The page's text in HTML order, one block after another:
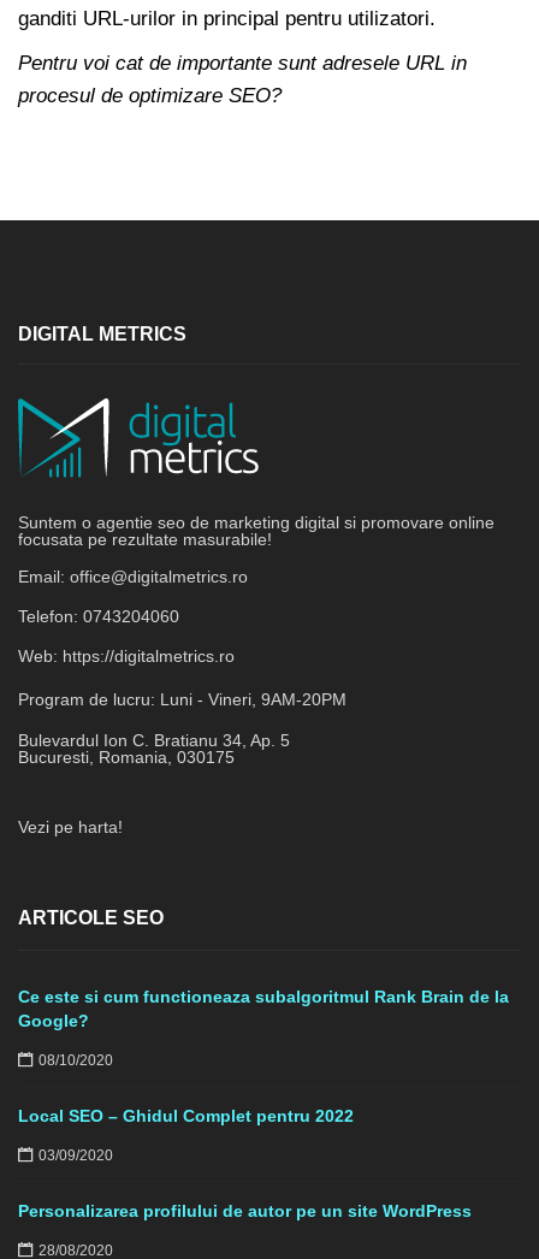
ganditi URL-urilor in principal pentru utilizatori.
Pentru voi cat de importante sunt adresele URL in
procesul de optimizare SEO?
DIGITAL METRICS
Suntem o agentie seo de marketing digital si promovare online
focusata pe rezultate masurabile!
Email: office@digitalmetrics.ro
Telefon: 0743204060
Web: https://digitalmetrics.ro
Program de lucru: Luni - Vineri, 9AM-20PM
Bulevardul Ion C. Bratianu 34, Ap. 5
Bucuresti, Romania, 030175
Vezi pe harta!
ARTICOLE SEO
Ce este si cum functioneaza subalgoritmul Rank Brain de la
Google?
08/10/2020
Local SEO – Ghidul Complet pentru 2022
03/09/2020
Personalizarea profilului de autor pe un site WordPress
28/08/2020